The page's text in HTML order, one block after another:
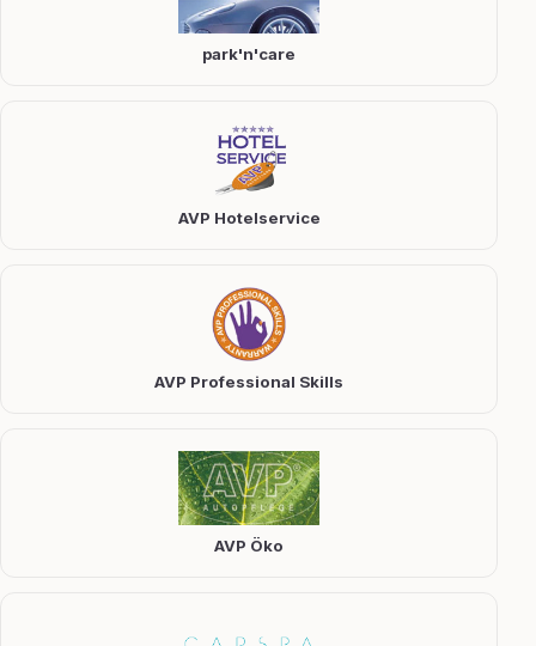
park'n'care
AVP Hotelservice
AVP Professional Skills
AVP Öko